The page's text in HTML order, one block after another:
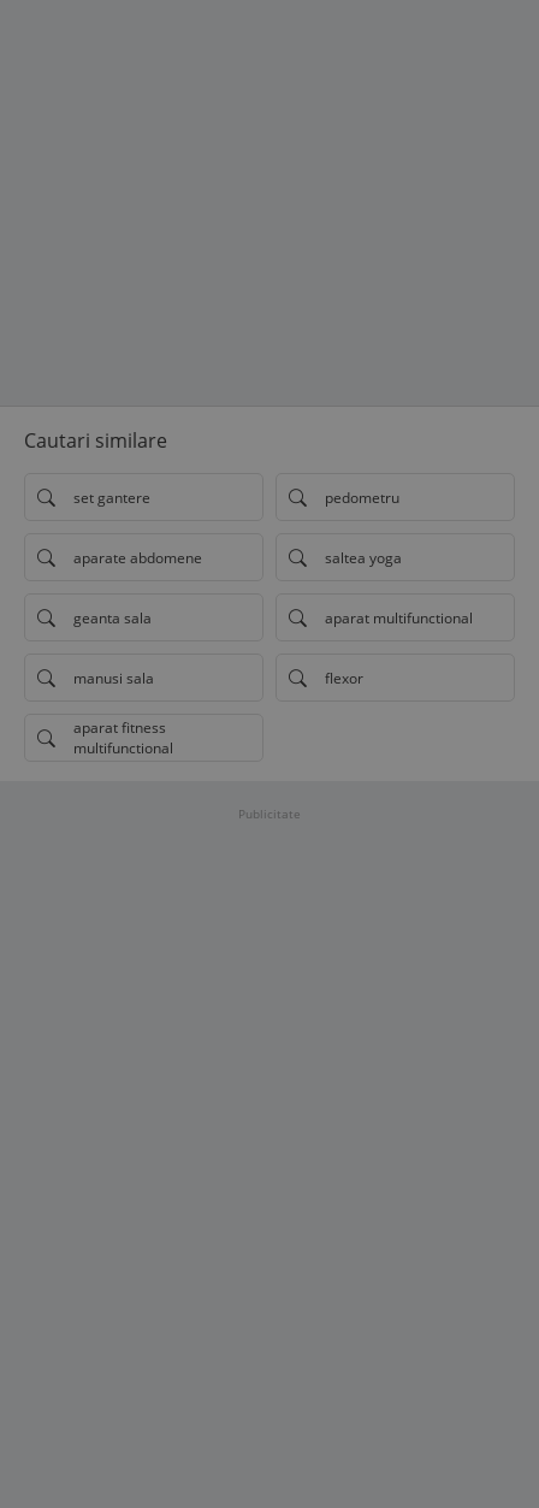
Cautari similare
set gantere pedometru
aparate abdomene saltea yoga
geanta sala aparat multifunctional
manusi sala flexor
aparat fitness
multifunctional
Publicitate